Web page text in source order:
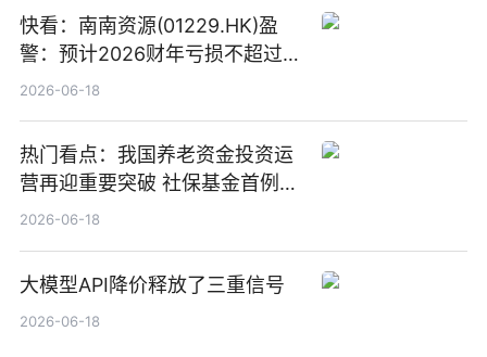
快看：南南资源(01229.HK)盈
警：预计2026财年亏损不超过
1000万港元
2026-06-18
热门看点：我国养老资金投资运
营再迎重要突破 社保基金首例期
货账户完成开立
2026-06-18
大模型API降价释放了三重信号
2026-06-18